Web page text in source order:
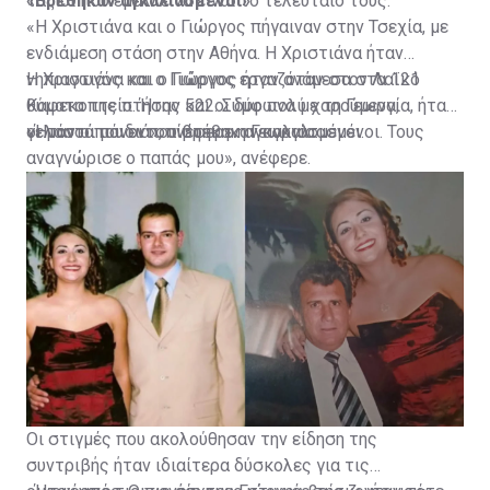
«Η Χριστιάνα και ο Γιώργος πήγαιναν στην Τσεχία, με
ενδιάμεση στάση στην Αθήνα. Η Χριστιάνα ήταν
νηπιαγωγός και ο Γιώργος εργαζόταν στον Λαϊκό
Καφεκοπτείο. Ήταν και οι δύο πολύ χαρούμενα,
γελαστά παιδιά», ανέφερε η Γεωργία.
Η Χριστιάνα και ο Γιώργος ήταν ανάμεσα στα 121
θύματα της πτήσης 522. Σύμφωνα με τη Γεωργία, ήταν
οι μόνοι που εντοπίστηκαν αγκαλιασμένοι.
«Ήταν οι μόνοι που βρέθηκαν αγκαλιασμένοι. Τους
αναγνώρισε ο παπάς μου», ανέφερε.
Οι στιγμές που ακολούθησαν την είδηση της
συντριβής ήταν ιδιαίτερα δύσκολες για τις